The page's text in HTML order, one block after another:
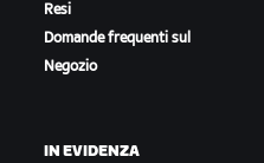
Resi
Domande frequenti sul
Negozio
IN EVIDENZA